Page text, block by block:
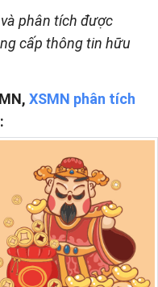
phân tích được
cấp thông tin hữu
XSMN phân tích